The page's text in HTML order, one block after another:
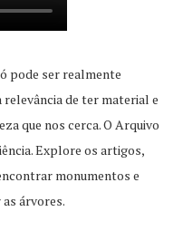
pode ser realmente
relevância de ter material e
que nos cerca. O Arquivo
Explore os artigos,
monumentos e
árvores.